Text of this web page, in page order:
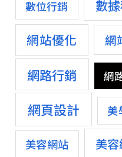
數位行銷 數
網站優化 網
網路行銷
網
網頁設計 美
美容網站 美